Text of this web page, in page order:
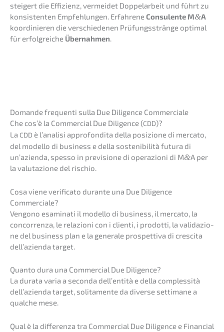
steigert die Effizi­enz, vermei­det Doppel­ar­beit und führt zu
konsis­ten­ten Empfeh­lun­gen. Erfah­re­neConsu­len­te M&A
koordi­nie­ren die verschie­de­nen Prüfungs­strän­ge optimal
für erfolg­rei­che Übernah­men.
Doman­de frequen­ti sulla Due Diligence Commerciale
Che cos’è la Commer­cial Due Diligence (CDD)?
La CDD è l’ana­li­si appro­fon­di­ta della posizio­ne di merca­to,
del model­lo di business e della sosteni­bi­li­tà futura di
un’azi­en­da, spesso in previ­sio­ne di opera­zio­ni di M&A per
la valuta­zio­ne del rischio.
Cosa viene verifi­ca­to duran­te una Due Diligence
Commerciale?
Vengo­no esami­na­ti il model­lo di business, il merca­to, la
concor­renza, le relazio­ni con i clienti, i prodot­ti, la valida­zio­
ne del business plan e la genera­le prospet­ti­va di cresci­ta
dell’a­zi­en­da target.
Quanto dura una Commer­cial Due Diligence?
La durata varia a secon­da dell’en­ti­tà e della comples­si­tà
dell’a­zi­en­da target, solita­men­te da diver­se setti­ma­ne a
qualche mese.
Qual è la diffe­ren­za tra Commer­cial Due Diligence e Finan­cial